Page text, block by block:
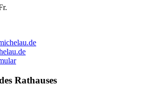
Rathauses